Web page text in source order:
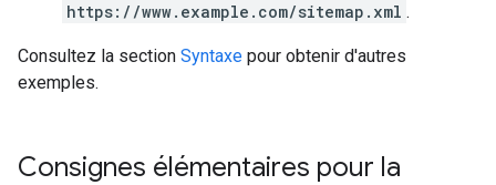
https://www.example.com/sitemap.xml .
Consultez la section Syntaxe pour obtenir d'autres
exemples.
Consignes élémentaires pour la